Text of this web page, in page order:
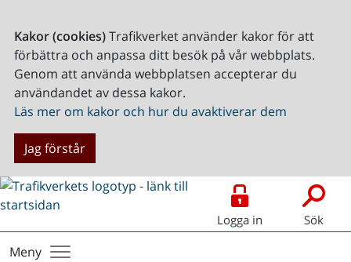
Kakor (cookies)Trafikverket använder kakor för att
förbättra och anpassa ditt besök på vår webbplats.
Genom att använda webbplatsen accepterar du
användandet av dessa kakor.
Läs mer om kakor och hur du avaktiverar dem
Jag förstår
Logga in Sök
Meny